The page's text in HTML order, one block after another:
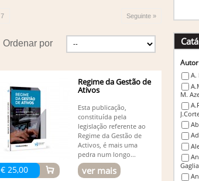
7 Seguinte »
Ordenar por
€ 25,00
Regime da Gestão de
Ativos
Esta publicação,
constituída pela
legislação referente ao
Regime da Gestão de
Activos, é mais uma
pedra num longo...
ver mais
Autor
A.
M.